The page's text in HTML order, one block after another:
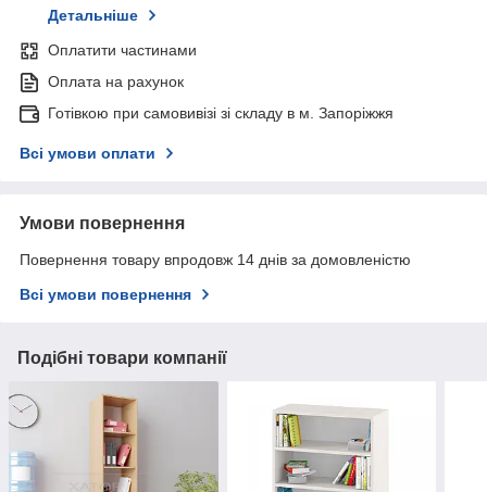
Детальніше
Оплатити частинами
Оплата на рахунок
Готівкою при самовивізі зі складу в м. Запоріжжя
Всі умови оплати
Умови повернення
Повернення товару впродовж 14 днів за домовленістю
Всі умови повернення
Подібні товари компанії